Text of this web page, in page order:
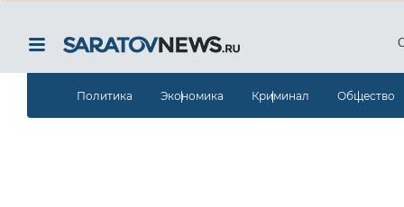
Политика Экономика Криминал Общество